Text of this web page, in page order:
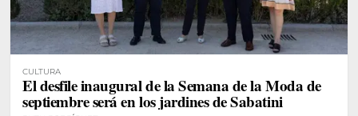
CULTURA
El desfile inaugural de la Semana de la Moda de
septiembre será en los jardines de Sabatini